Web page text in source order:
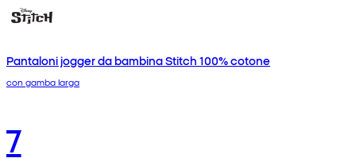
Pantaloni jogger da bambina Stitch 100% cotone
con gamba larga
7